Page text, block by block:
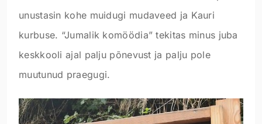
unustasin kohe muidugi mudaveed ja Kauri
kurbuse. “Jumalik komöödia” tekitas minus juba
keskkooli ajal palju põnevust ja palju pole
muutunud praegugi.